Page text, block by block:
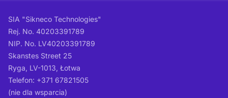
SIA "Sikneco Technologies"
Rej. No. 40203391789
NIP. No. LV40203391789
Skanstes Street 25
Ryga, LV-1013, Łotwa
Telefon: +371 67821505
(nie dla wsparcia)